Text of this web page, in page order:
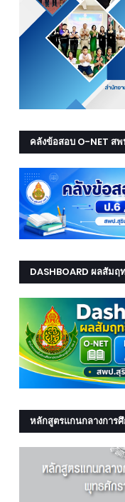
คลังข้อสอบ O-NET สพ
DASHBOARD ผลสัมฤ
หลักสูตรแกนกลางการ